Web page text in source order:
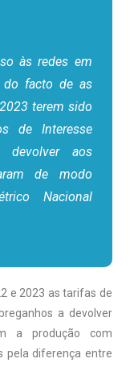
às redes em
do facto de as
terem sido
de Interesse
devolver aos
de modo
Nacional
e 2023 as tarifas de
a devolver
a produção com
pela diferença entre